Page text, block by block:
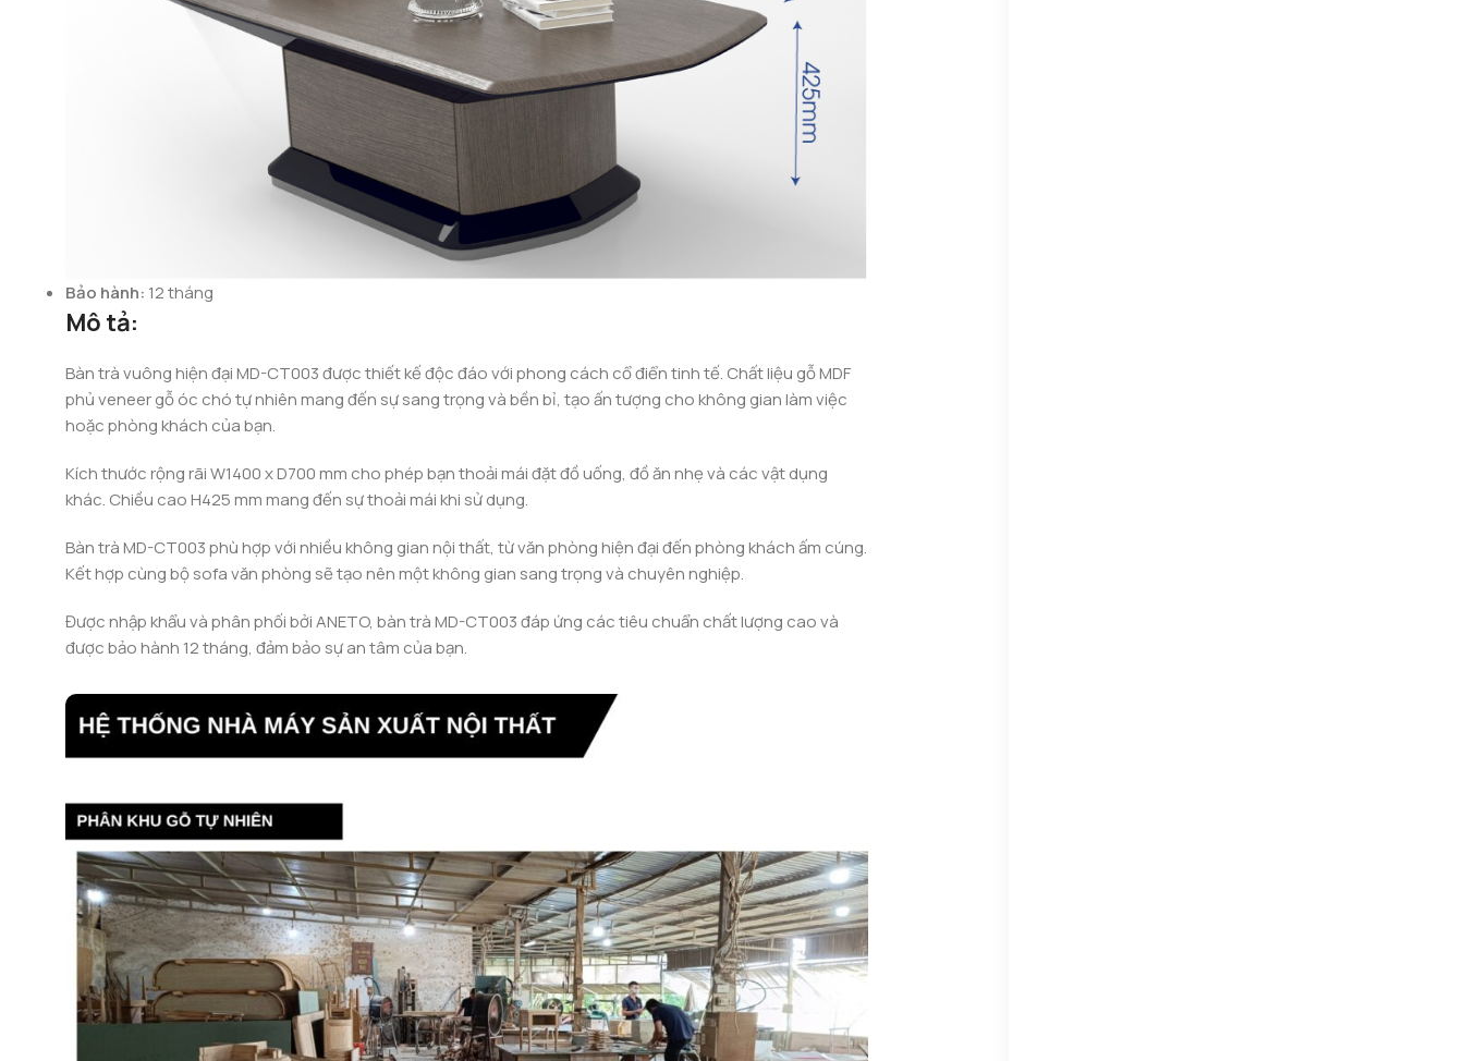
Bảo hành: 12 tháng
Mô tả:
Bàn trà vuông hiện đại MD-CT003 được thiết kế độc đáo với phong cách cổ điển tinh tế. Chất liệu gỗ MDF
phủ veneer gỗ óc chó tự nhiên mang đến sự sang trọng và bền bỉ, tạo ấn tượng cho không gian làm việc
hoặc phòng khách của bạn.
Kích thước rộng rãi W1400 x D700 mm cho phép bạn thoải mái đặt đồ uống, đồ ăn nhẹ và các vật dụng
khác. Chiều cao H425 mm mang đến sự thoải mái khi sử dụng.
Bàn trà MD-CT003 phù hợp với nhiều không gian nội thất, từ văn phòng hiện đại đến phòng khách ấm cúng.
Kết hợp cùng bộ sofa văn phòng sẽ tạo nên một không gian sang trọng và chuyên nghiệp.
Được nhập khẩu và phân phối bởi ANETO, bàn trà MD-CT003 đáp ứng các tiêu chuẩn chất lượng cao và
được bảo hành 12 tháng, đảm bảo sự an tâm của bạn.